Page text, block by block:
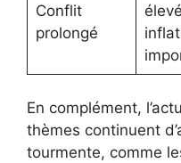
Conflit
prolongé
En complément,
thèmes continuent
tourmente, comme